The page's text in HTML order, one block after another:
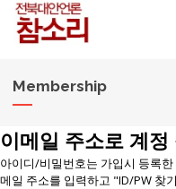
Membership
이메일 주소로 계정
아이디/비밀번호는 가입시 등록
메일 주소를 입력하고 "ID/PW 찾